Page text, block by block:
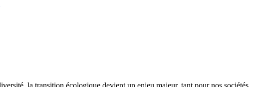
la transition écologique devient un enjeu majeur, tant pour nos sociétés